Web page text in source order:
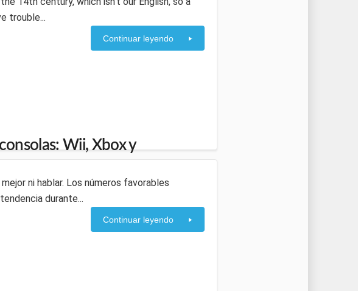
trouble...
Continuar leyendo
Wii, Xbox y
ni hablar. Los números favorables
durante...
Continuar leyendo